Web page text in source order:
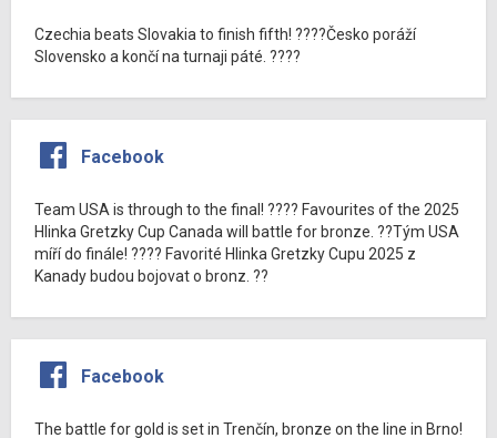
Czechia beats Slovakia to finish fifth! ????Česko poráží
Slovensko a končí na turnaji páté. ????
Facebook
Team USA is through to the final! ???? Favourites of the 2025
Hlinka Gretzky Cup Canada will battle for bronze. ??Tým USA
míří do finále! ???? Favorité Hlinka Gretzky Cupu 2025 z
Kanady budou bojovat o bronz. ??
Facebook
The battle for gold is set in Trenčín, bronze on the line in Brno!